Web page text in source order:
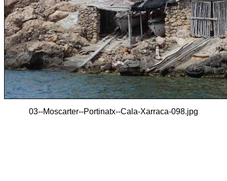
03--Moscarter--Portinatx--Cala-Xarraca-098.jpg